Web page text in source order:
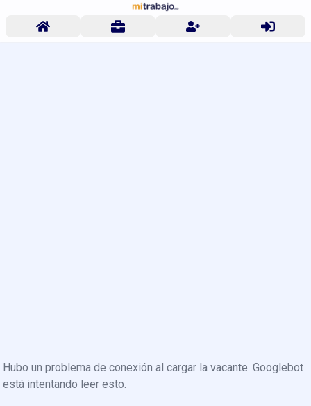
Hubo un problema de conexión al cargar la vacante. Googlebot
está intentando leer esto.